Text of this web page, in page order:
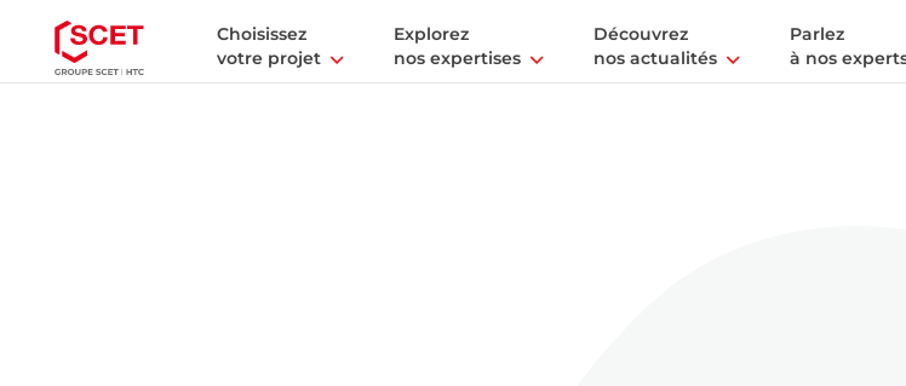
Choisissez
votre projet
Explorez
nos expertises
Découvrez
nos actualités
Parlez
à nos